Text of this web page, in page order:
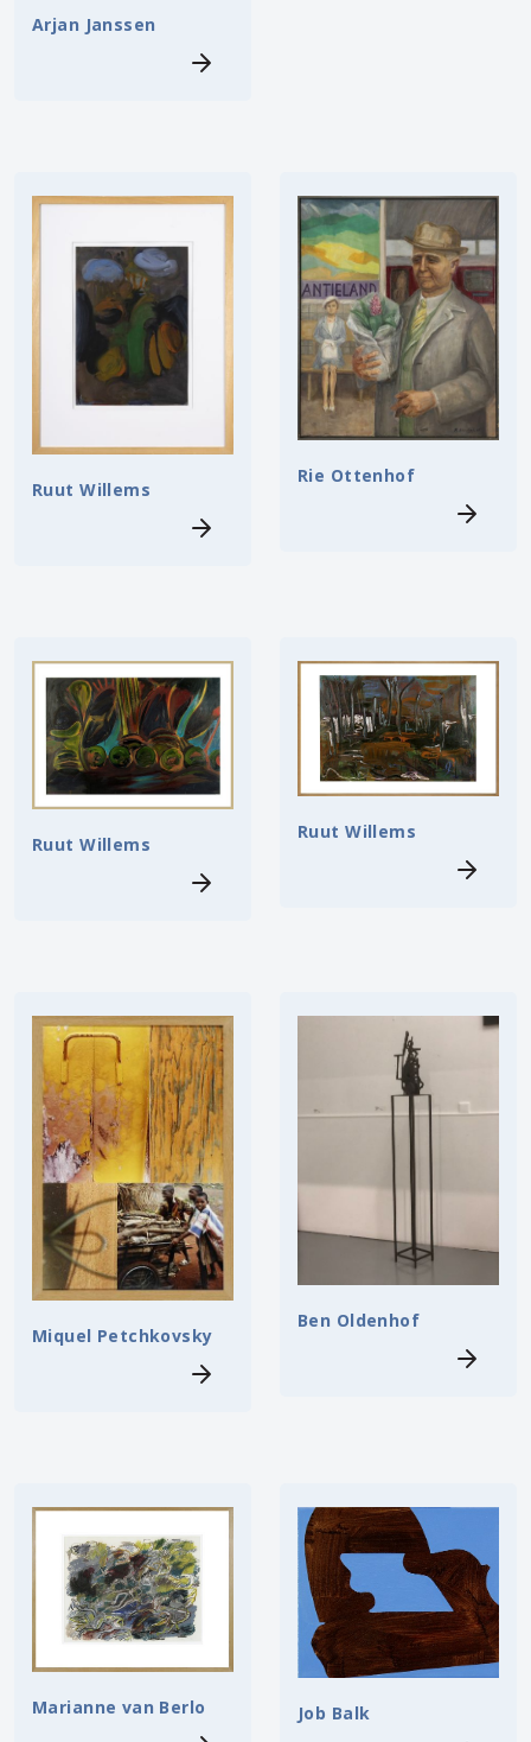
Arjan Janssen
Ruut Willems
Rie Ottenhof
Ruut Willems
Ruut Willems
Miquel Petchkovsky
Ben Oldenhof
Marianne van Berlo Job Balk